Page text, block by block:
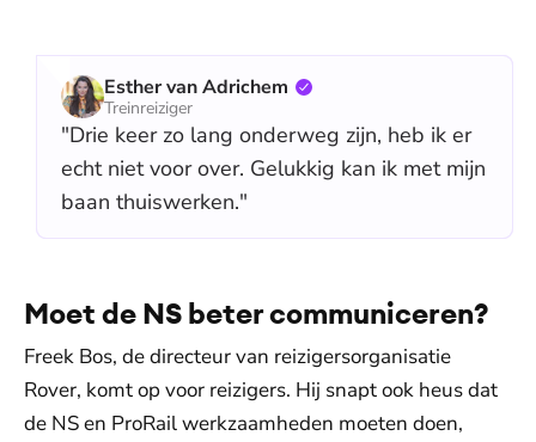
Esther van Adrichem
Treinreiziger
"Drie keer zo lang onderweg zijn, heb ik er
echt niet voor over. Gelukkig kan ik met mijn
baan thuiswerken."
Moet de NS beter communiceren?
Freek Bos, de directeur van reizigersorganisatie
Rover, komt op voor reizigers. Hij snapt ook heus dat
de NS en ProRail werkzaamheden moeten doen,